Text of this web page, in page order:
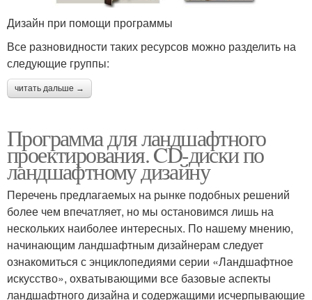
Дизайн при помощи программы
Все разновидности таких ресурсов можно разделить на
следующие группы:
читать дальше →
Программа для ландшафтного
проектирования. CD-диски по
ландшафтному дизайну
Перечень предлагаемых на рынке подобных решений
более чем впечатляет, но мы остановимся лишь на
нескольких наиболее интересных. По нашему мнению,
начинающим ландшафтным дизайнерам следует
ознакомиться с энциклопедиями серии «Ландшафтное
искусство», охватывающими все базовые аспекты
ландшафтного дизайна и содержащими исчерпывающие